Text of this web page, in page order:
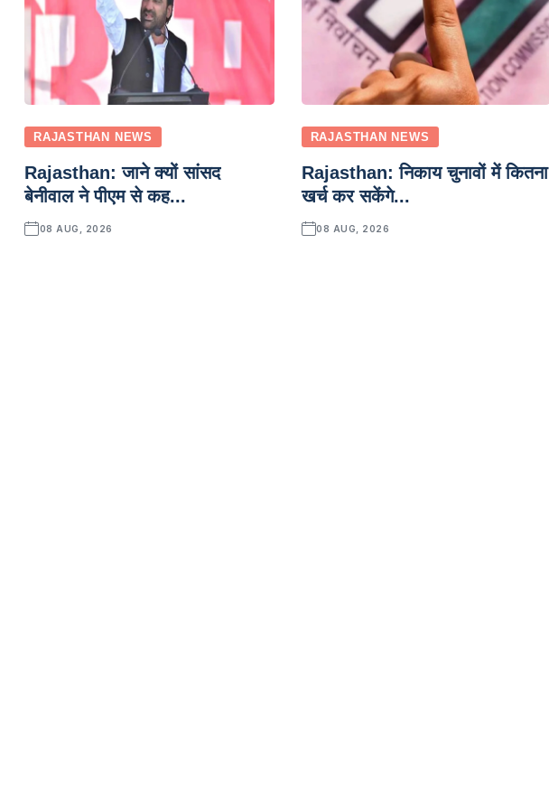
RAJASTHAN NEWS
Rajasthan: जाने क्यों सांसद
बेनीवाल ने पीएम से कह...
08 AUG, 2026
RAJASTHAN NEWS
Rajasthan: निकाय चुनावों में कितना
खर्च कर सकेंगे...
08 AUG, 2026